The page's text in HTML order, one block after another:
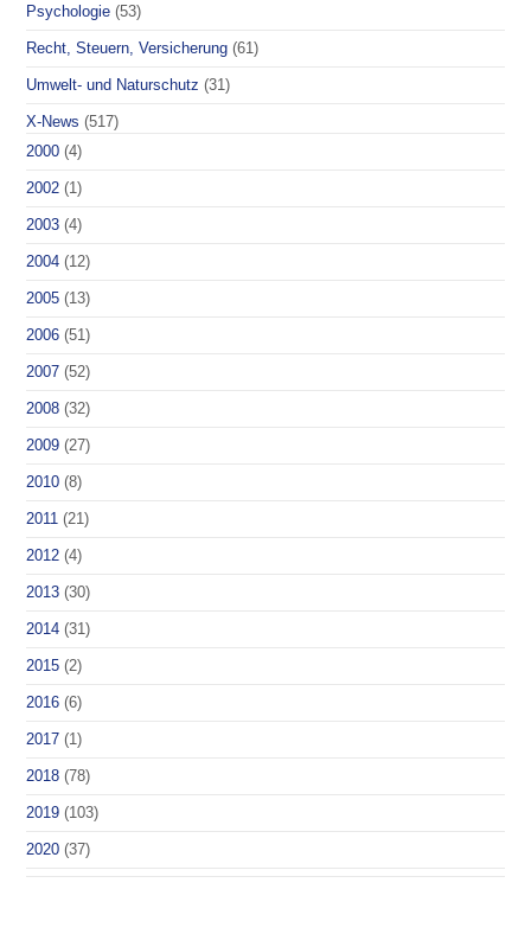
Psychologie (53)
Recht, Steuern, Versicherung (61)
Umwelt- und Naturschutz (31)
X-News (517)
2000 (4)
2002 (1)
2003 (4)
2004 (12)
2005 (13)
2006 (51)
2007 (52)
2008 (32)
2009 (27)
2010 (8)
2011 (21)
2012 (4)
2013 (30)
2014 (31)
2015 (2)
2016 (6)
2017 (1)
2018 (78)
2019 (103)
2020 (37)